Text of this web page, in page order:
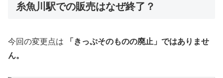
糸魚川駅での販売はなぜ終了？
今回の変更点は
「きっぷそのものの廃止」ではありませ
ん。